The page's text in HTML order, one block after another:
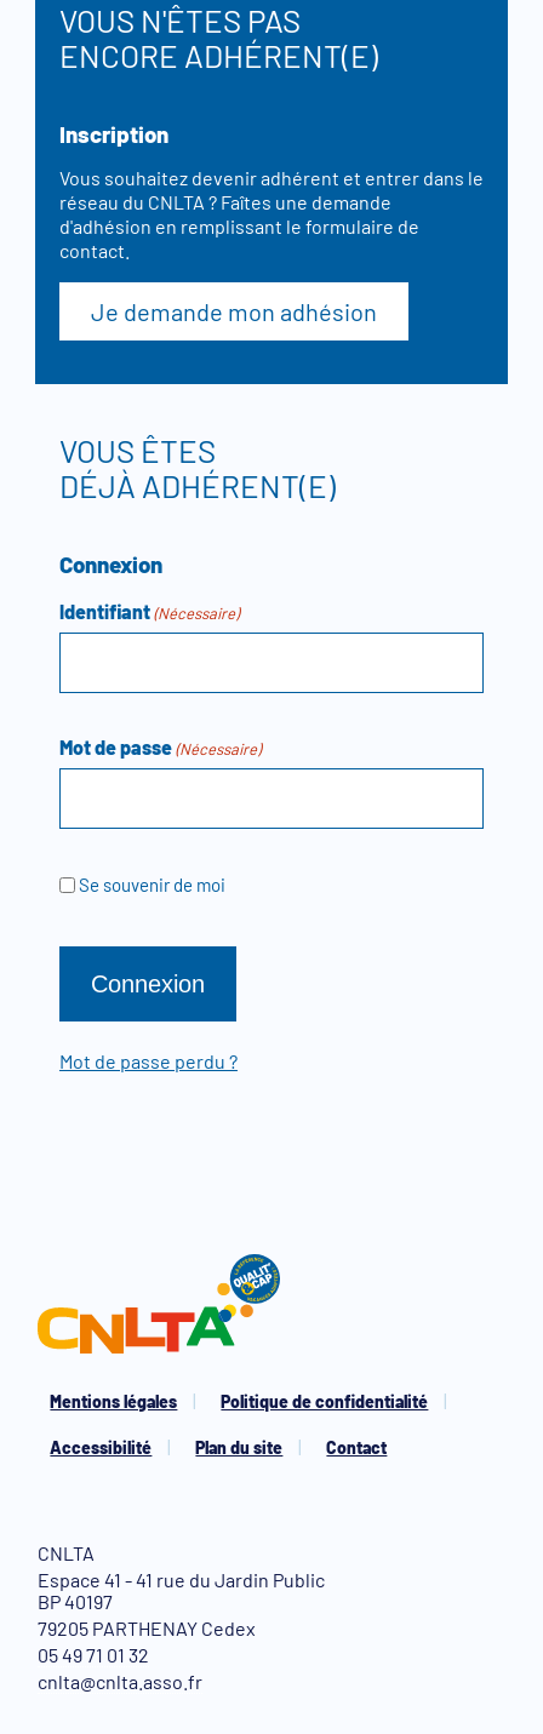
VOUS N'ÊTES PAS
ENCORE ADHÉRENT(E)
Inscription
Vous souhaitez devenir adhérent et entrer dans le
réseau du CNLTA ? Faîtes une demande
d'adhésion en remplissant le formulaire de
contact.
Je demande mon adhésion
VOUS ÊTES
DÉJÀ ADHÉRENT(E)
Connexion
Identifiant (Nécessaire)
Mot de passe (Nécessaire)
Se souvenir de moi
Mot de passe perdu ?
Mentions légales Politique de confidentialité
Accessibilité Plan du site Contact
CNLTA
Espace 41 - 41 rue du Jardin Public
BP 40197
79205 PARTHENAY Cedex
05 49 71 01 32
cnlta@cnlta.asso.fr